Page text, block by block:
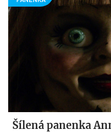
Šílená panenka